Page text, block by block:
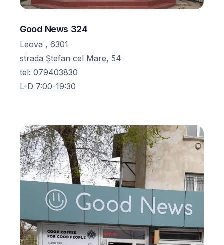
Good News 324
Leova , 6301
strada Ștefan cel Mare, 54
tel: 079403830
L-D 7:00-19:30